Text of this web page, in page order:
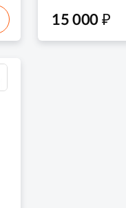
15 000 ₽